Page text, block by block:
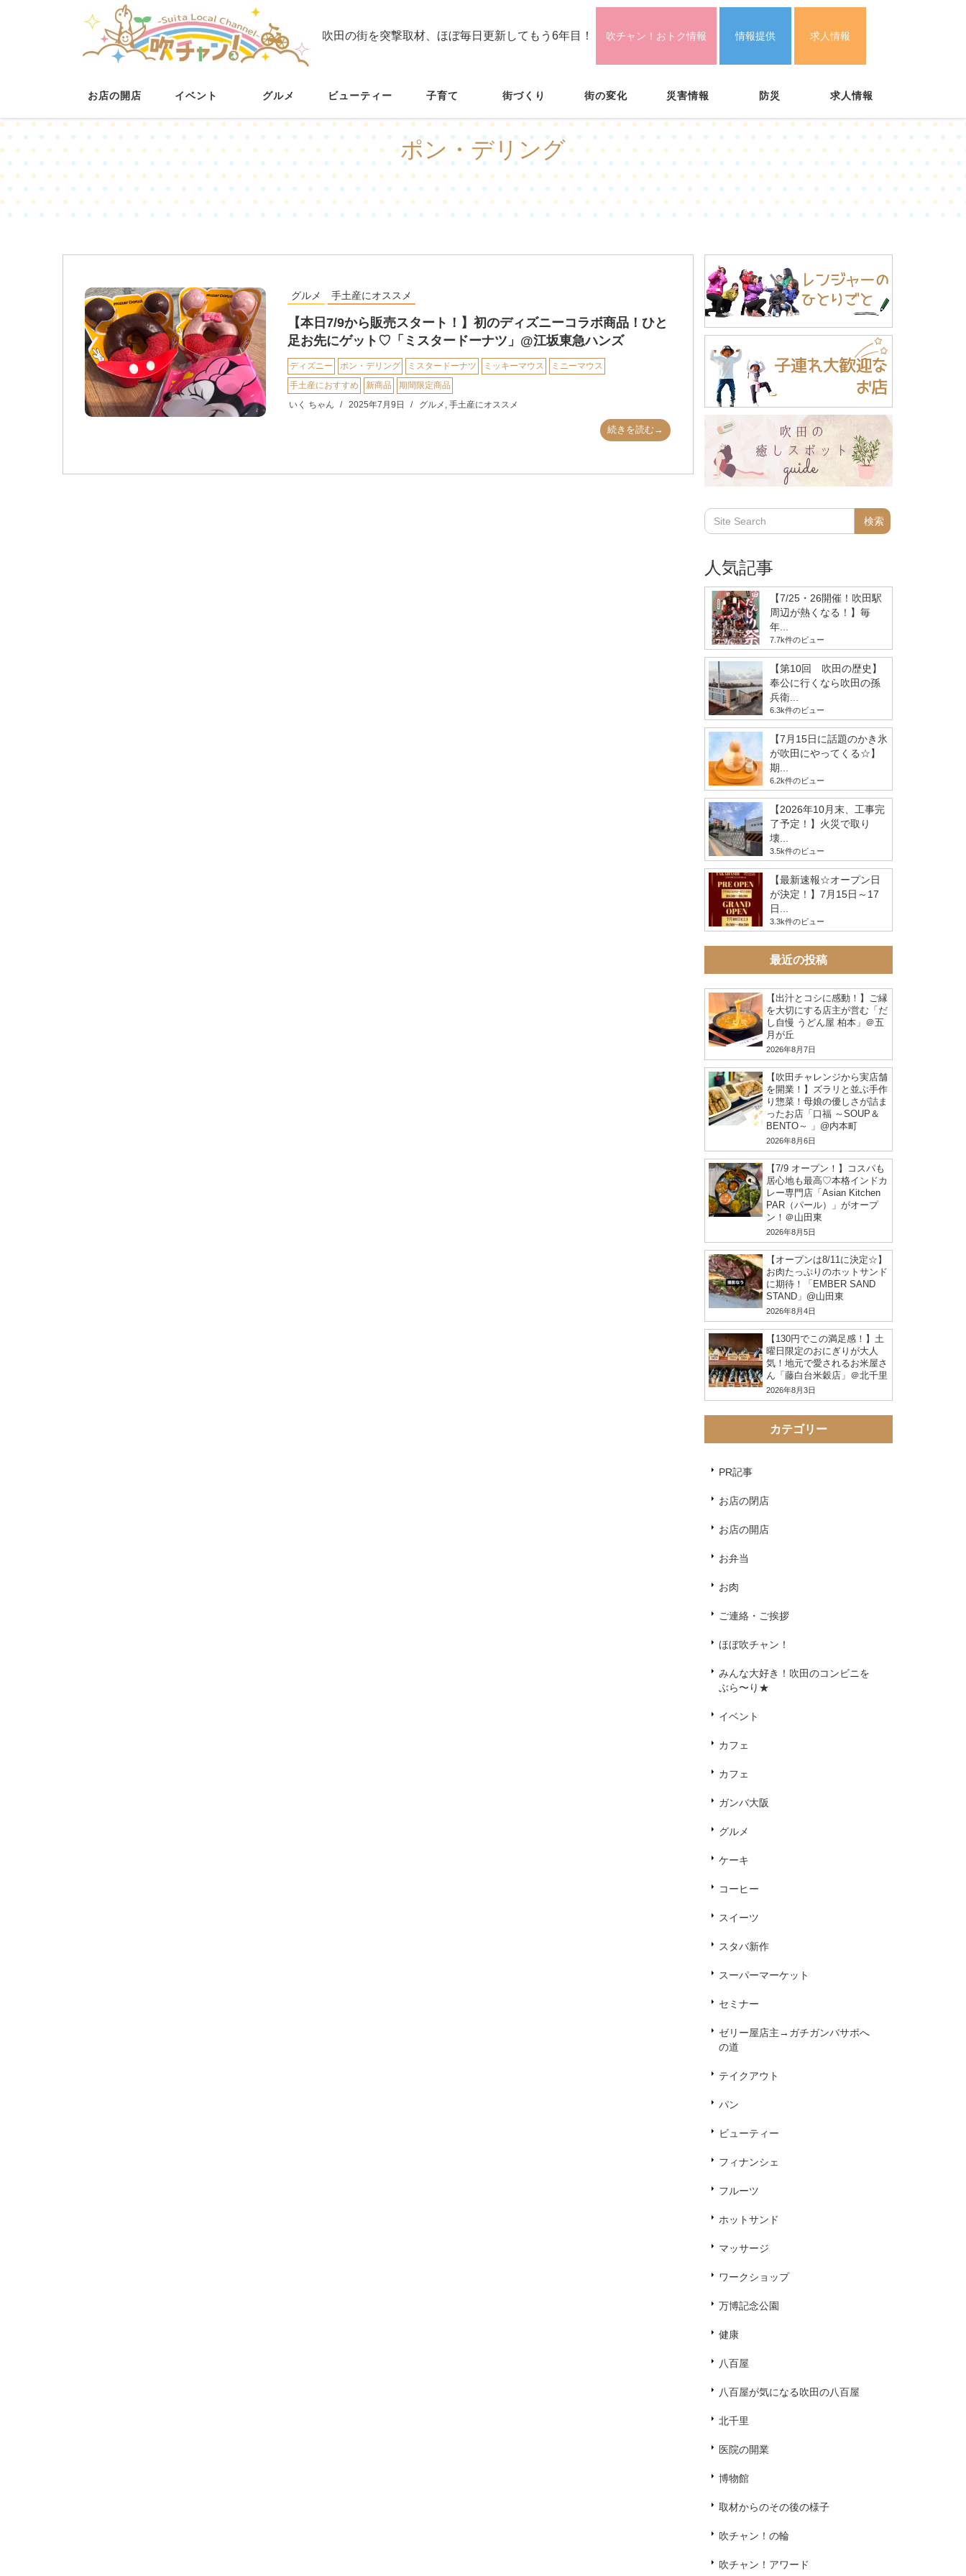
吹田の街を突撃取材、ほぼ毎日更新してもう6年目！ 吹チャン！おトク情報 情報提供 求人情報
お店の開店 イベント グルメ ビューティー 子育て 街づくり 街の変化 災害情報 防災 求人情報
ポン・デリング
グルメ 手土産にオススメ
【本日7/9から販売スタート！】初のディズニーコラボ商品！ひと
足お先にゲット♡「ミスタードーナツ」@江坂東急ハンズ
ディズニー ポン・デリング ミスタードーナツ ミッキーマウス
ミニーマウス
手土産におすすめ
新商品
期間限定商品
いく ちゃん
2025年7月9日 グルメ , 手土産にオススメ
続きを読む→
人気記事
【7/25・26開催！吹田駅
周辺が熱くなる！】毎
年...
7.7k件のビュー
【第10回 吹田の歴史】
奉公に行くなら吹田の孫
兵衛...
6.3k件のビュー
【7月15日に話題のかき氷
が吹田にやってくる☆】
期...
6.2k件のビュー
【2026年10月末、工事完
了予定！】火災で取り
壊...
3.5k件のビュー
【最新速報☆オープン日
が決定！】7月15日～17
日...
3.3k件のビュー
最近の投稿
【出汁とコシに感動！】ご縁
を大切にする店主が営む「だ
し自慢 うどん屋 柏本」＠五
月が丘
2026年8月7日
【吹田チャレンジから実店舗
を開業！】ズラリと並ぶ手作
り惣菜！母娘の優しさが詰ま
ったお店「口福 ～SOUP＆
BENTO～ 」@内本町
2026年8月6日
【7/9 オープン！】コスパも
居心地も最高♡本格インドカ
レー専門店「Asian Kitchen
PAR（パール）」がオープ
ン！＠山田東
2026年8月5日
【オープンは8/11に決定☆】
お肉たっぷりのホットサンド
に期待！「EMBER SAND
STAND」@山田東
2026年8月4日
【130円でこの満足感！】土
曜日限定のおにぎりが大人
気！地元で愛されるお米屋さ
ん「藤白台米穀店」＠北千里
2026年8月3日
カテゴリー
PR記事
お店の閉店
お店の開店
お弁当
お肉
ご連絡・ご挨拶
ほぼ吹チャン！
みんな大好き！吹田のコンビニを
ぶら〜り★
イベント
カフェ
カフェ
ガンバ大阪
グルメ
ケーキ
コーヒー
スイーツ
スタバ新作
スーパーマーケット
セミナー
ゼリー屋店主→ガチガンバサポへ
の道
テイクアウト
パン
ビューティー
フィナンシェ
フルーツ
ホットサンド
マッサージ
ワークショップ
万博記念公園
健康
八百屋
八百屋が気になる吹田の八百屋
北千里
医院の開業
博物館
取材からのその後の様子
吹チャン！の輪
吹チャン！アワード